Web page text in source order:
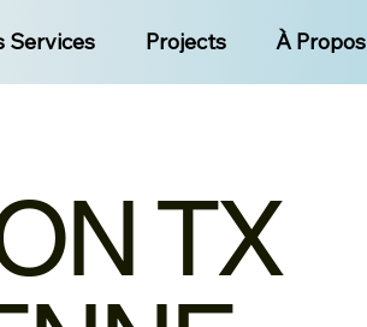
Services Projects À Propos
TX